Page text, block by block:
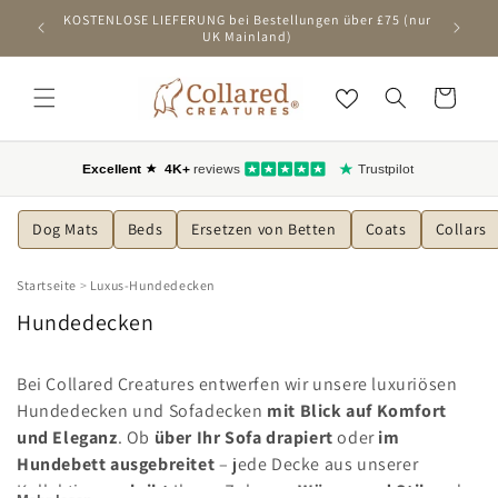
INHALTKOSTENLOSE LIEFERUNG bei Bestellungen über £75 (nur
UK Mainland)
Wagen
Dog Mats Beds Ersetzen von Betten Coats Collars
Startseite > Luxus-Hundedecken
K
l
l
e
k
Hundedecken
Bei Collared Creatures entwerfen wir unsere luxuriösen
Hundedecken und Sofadecken mit Blick auf Komfort
und Eleganz. Ob über Ihr Sofa drapiertoderim
Hundebett ausgebreitet– jede Decke aus unserer
Kollektion
verleiht Ihrem ZuhauseWärme und Stil und